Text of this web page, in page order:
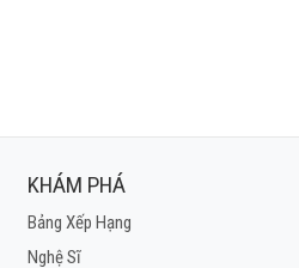
KHÁM PHÁ
Bảng Xếp Hạng
Nghệ Sĩ